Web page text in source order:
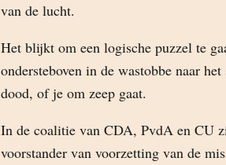
van de lucht.
Het blijkt om een logische puzzel te
ondersteboven in de wastobbe naar
dood, of je om zeep gaat.
In de coalitie van CDA, PvdA en CU
voorstander van voorzetting van de